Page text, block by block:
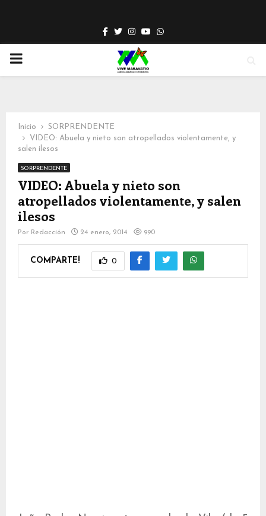
Facebook
TwitterInstagram
YoutubeWhatsapp
PRIMARY
Inicio
SORPRENDENTE
VIDEO: Abuela y nieto son atropellados violentamente, y
salen ilesos
SORPRENDENTE
VIDEO: Abuela y nieto son
atropellados violentamente, y salen
ilesos
Por Redacción 24 enero, 2014 990
COMPARTE! 0